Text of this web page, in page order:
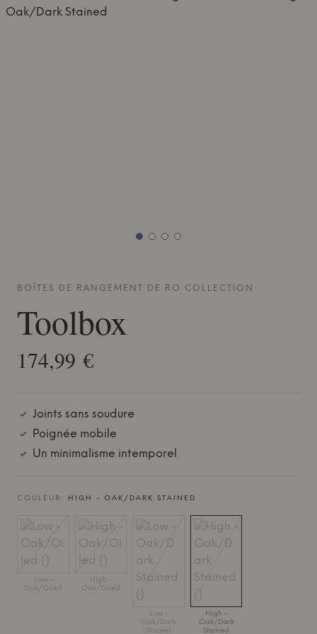
BOÎTES DE RANGEMENT DE RO COLLECTION
Toolbox
174,99 €
Joints sans soudure
Poignée mobile
Un minimalisme intemporel
COULEUR: HIGH - OAK/DARK STAINED
Low -
Oak/Oiled
High -
Oak/Oiled
Low -
Oak/Dark
Stained
High -
Oak/Dark
Stained